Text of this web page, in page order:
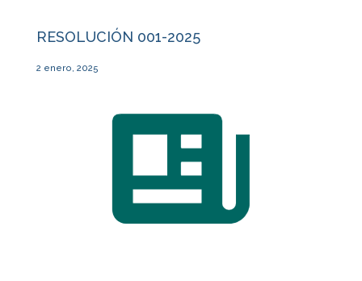
RESOLUCIÓN 001-2025
2 enero, 2025